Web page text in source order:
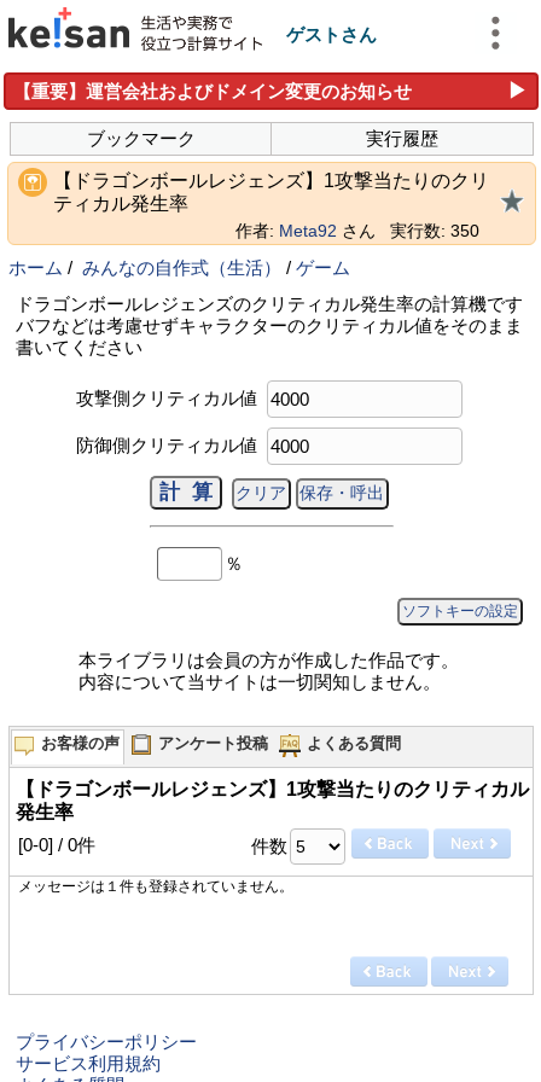
ゲストさん
【重要】運営会社およびドメイン変更のお知らせ ▶
ブックマーク 実行履歴
【ドラゴンボールレジェンズ】1攻撃当たりのクリ
ティカル発生率
作者: Meta92 さん 実行数: 350
ホーム / みんなの自作式（生活） / ゲーム
ドラゴンボールレジェンズのクリティカル発生率の計算機です
バフなどは考慮せずキャラクターのクリティカル値をそのまま
書いてください
攻撃側クリティカル値
防御側クリティカル値
％
ソフトキーの設定
本ライブラリは会員の方が作成した作品です。
内容について当サイトは一切関知しません。
お客様の声 アンケート投稿 よくある質問
【ドラゴンボールレジェンズ】1攻撃当たりのクリティカル
発生率
[0-0] / 0件 件数
メッセージは１件も登録されていません。
プライバシーポリシー
サービス利用規約